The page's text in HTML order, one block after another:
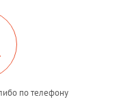
по телефону